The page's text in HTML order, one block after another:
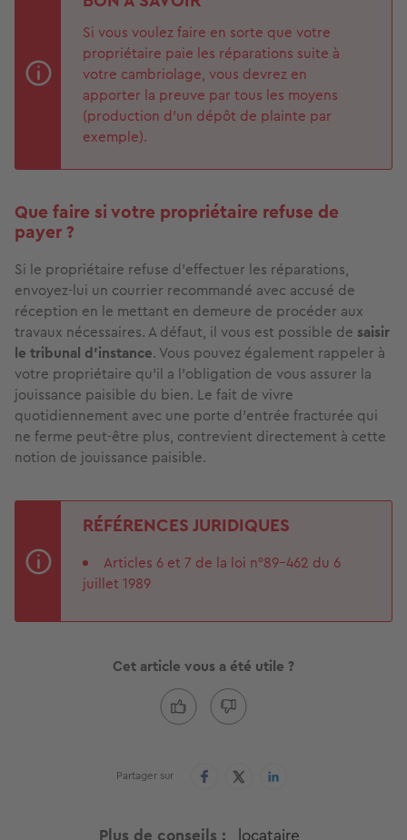
Si vous voulez faire en sorte que votre
propriétaire paie les réparations suite à
votre cambriolage, vous devrez en
apporter la preuve par tous les moyens
(production d’un dépôt de plainte par
exemple).
Que faire si votre propriétaire refuse de
payer ?
Si le propriétaire refuse d’effectuer les réparations,
envoyez-lui un courrier recommandé avec accusé de
réception en le mettant en demeure de procéder aux
travaux nécessaires. A défaut, il vous est possible de saisir
le tribunal d’instance. Vous pouvez également rappeler à
votre propriétaire qu’il a l’obligation de vous assurer la
jouissance paisible du bien. Le fait de vivre
quotidiennement avec une porte d’entrée fracturée qui
ne ferme peut-être plus, contrevient directement à cette
notion de jouissance paisible.
RÉFÉRENCES JURIDIQUES
Articles 6 et 7 de la loi n°89-462 du 6
juillet 1989
Cet article vous a été utile ?
Partager sur